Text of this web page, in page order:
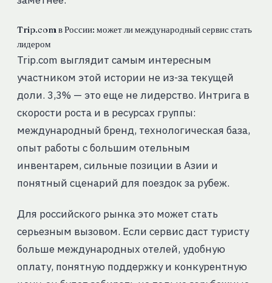
Trip.com в России: может ли международный сервис стать
лидером
Trip.com выглядит самым интересным
участником этой истории не из-за текущей
доли. 3,3% — это еще не лидерство. Интрига в
скорости роста и в ресурсах группы:
международный бренд, технологическая база,
опыт работы с большим отельным
инвентарем, сильные позиции в Азии и
понятный сценарий для поездок за рубеж.
Для российского рынка это может стать
серьезным вызовом. Если сервис даст туристу
больше международных отелей, удобную
оплату, понятную поддержку и конкурентную